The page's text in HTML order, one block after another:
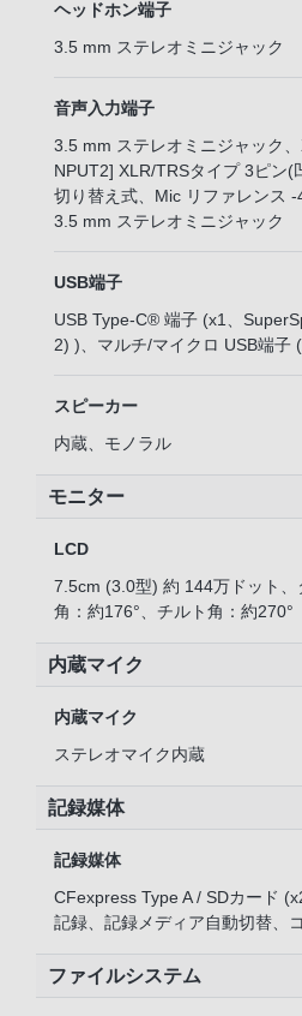
ヘッドホン端子
3.5 mm ステレオミニジャック
音声入力端子
3.5 mm ステレオミニジャック
NPUT2] XLR/TRSタイプ 3ピン
切り替え式、Mic リファレンス
3.5 mm ステレオミニジャック
USB端子
USB Type-C® 端子 (x1、
2) )、マルチ/マイクロ USB端子
スピーカー
内蔵、モノラル
モニター
LCD
7.5cm (3.0型) 約 144万ドット、
角：約176°、チルト角：約270°
内蔵マイク
内蔵マイク
ステレオマイク内蔵
記録媒体
記録媒体
CFexpress Type A / SDカード
記録、記録メディア自動切替、
ファイルシステム